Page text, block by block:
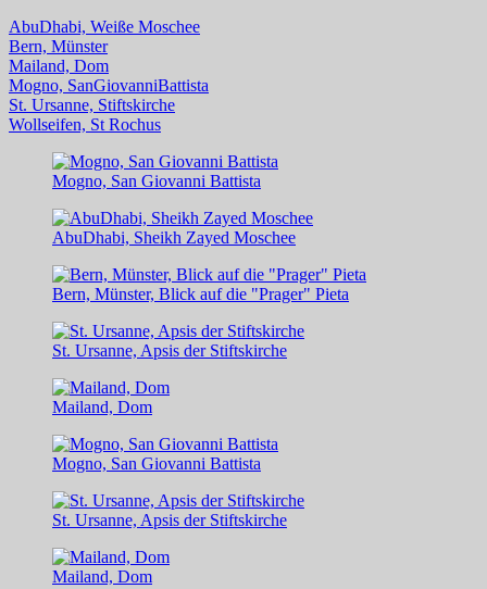
AbuDhabi, Weiße Moschee
Bern, Münster
Mailand, Dom
Mogno, SanGiovanniBattista
St. Ursanne, Stiftskirche
Wollseifen, St Rochus
Mogno, San Giovanni Battista
AbuDhabi, Sheikh Zayed Moschee
Bern, Münster, Blick auf die "Prager" Pieta
St. Ursanne, Apsis der Stiftskirche
Mailand, Dom
Mogno, San Giovanni Battista
St. Ursanne, Apsis der Stiftskirche
Mailand, Dom